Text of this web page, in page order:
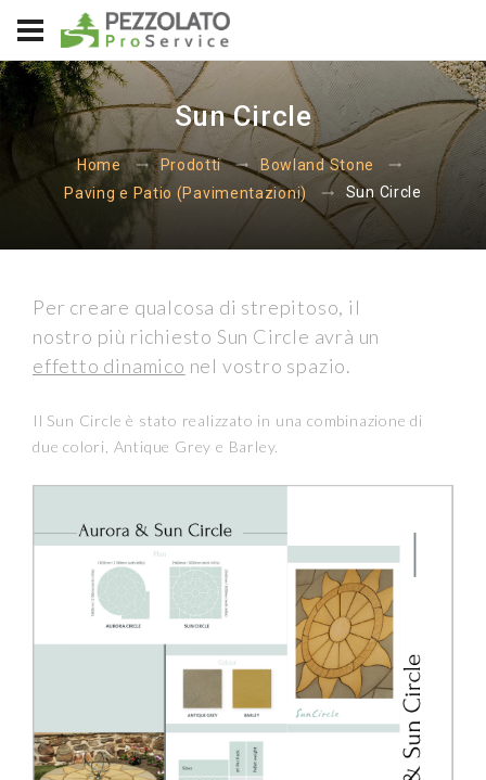
Sun Circle
Home Prodotti
Bowland Stone
Paving e Patio (Pavimentazioni)
Sun Circle
Per creare qualcosa di strepitoso, il
nostro più richiesto Sun Circle avrà un
effetto dinamico nel vostro spazio.
Il Sun Circle è stato realizzato in una combinazione di
due colori, Antique Grey e Barley.